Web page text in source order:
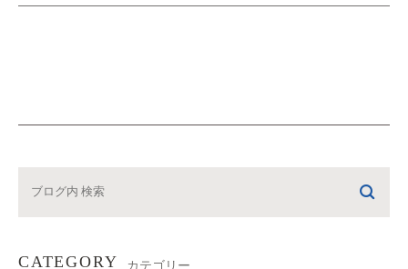
CATEGORY カテゴリー